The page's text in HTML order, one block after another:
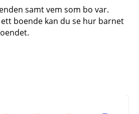
samt vem som bo var.
boende kan du se hur barnet